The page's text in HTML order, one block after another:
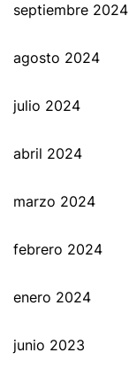
septiembre 2024
agosto 2024
julio 2024
abril 2024
marzo 2024
febrero 2024
enero 2024
junio 2023